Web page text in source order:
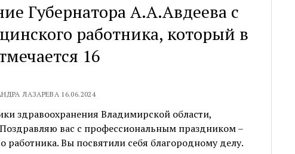
Губернатора А.А.Авдеева с
работника, который в
16
ЛАЗАРЕВА 16.06.2024
здравоохранения Владимирской области,
вас с профессиональным праздником –
Вы посвятили себя благородному делу.